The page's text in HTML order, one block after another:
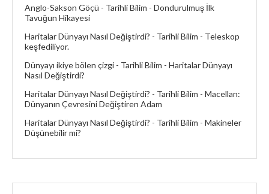
Anglo-Sakson Göçü - Tarihli Bilim - Dondurulmuş İlk
Tavuğun Hikayesi
Haritalar Dünyayı Nasıl Değiştirdi? - Tarihli Bilim - Teleskop
keşfediliyor.
Dünyayı ikiye bölen çizgi - Tarihli Bilim - Haritalar Dünyayı
Nasıl Değiştirdi?
Haritalar Dünyayı Nasıl Değiştirdi? - Tarihli Bilim - Macellan:
Dünyanın Çevresini Değiştiren Adam
Haritalar Dünyayı Nasıl Değiştirdi? - Tarihli Bilim - Makineler
Düşünebilir mi?